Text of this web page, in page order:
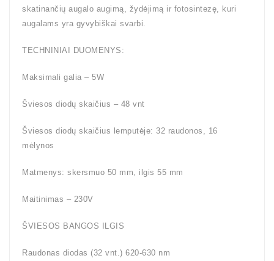
skatinančių augalo augimą, žydėjimą ir fotosintezę, kuri
augalams yra gyvybiškai svarbi.
TECHNINIAI DUOMENYS:
Maksimali galia – 5W
Šviesos diodų skaičius – 48 vnt
Šviesos diodų skaičius lemputėje: 32 raudonos, 16
mėlynos
Matmenys: skersmuo 50 mm, ilgis 55 mm
Maitinimas – 230V
ŠVIESOS BANGOS ILGIS
Raudonas diodas (32 vnt.) 620-630 nm